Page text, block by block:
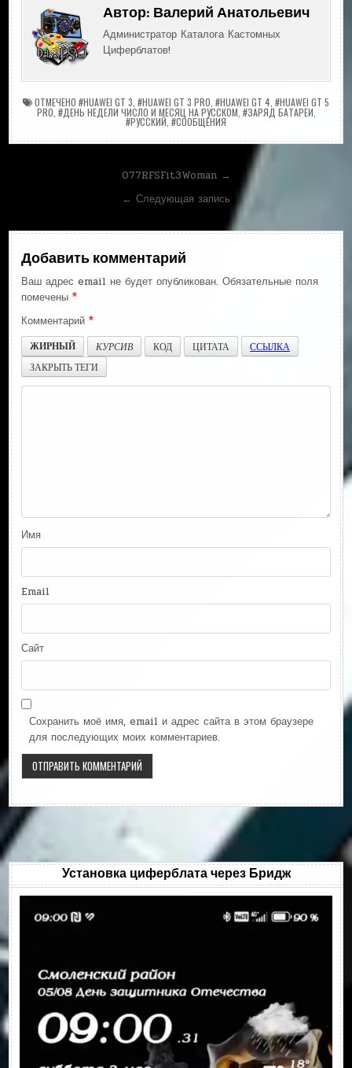
Автор: Валерий Анатольевич
Администратор Каталога Кастомных
Циферблатов!
ОТМЕЧЕНО #HUAWEI GT 3 #HUAWEI GT 3 PRO #HUAWEI GT 4 #HUAWEI GT 5
PRO #ДЕНЬ НЕДЕЛИ ЧИСЛО И МЕСЯЦ НА РУССКОМ #ЗАРЯД БАТАРЕИ
#РУССКИЙ #СООБЩЕНИЯ
Навигация077RFSFit3Woman →
← Следующая запись
Добавить комментарий
Ваш адрес email не будет опубликован. Обязательные поля
помечены*
Комментарий*
ЖИРНЫЙ
КУРСИВ КОД ЦИТАТА
ССЫЛКА
ЗАКРЫТЬ ТЕГИ
Имя
Email
Сайт
Сохранить моё имя, email и адрес сайта в этом браузере
для последующих моих комментариев.
Установка циферблата через Бридж